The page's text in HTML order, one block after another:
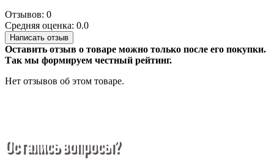
Отзывов: 0
Средняя оценка: 0.0
Написать отзыв
Оставить отзыв о товаре можно только после его покупки.
Так мы формируем честный рейтинг.
Нет отзывов об этом товаре.
Остались вопросы?